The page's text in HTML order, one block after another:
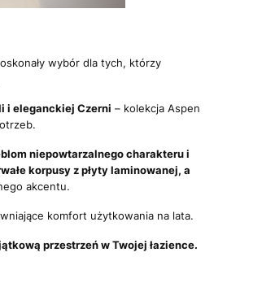
wybór dla tych, którzy
i eleganckiej Czerni – kolekcja Aspen
niepowtarzalnego charakteru i
korpusy z płyty laminowanej, a
akcentu.
komfort użytkowania na lata.
przestrzeń w Twojej łazience.